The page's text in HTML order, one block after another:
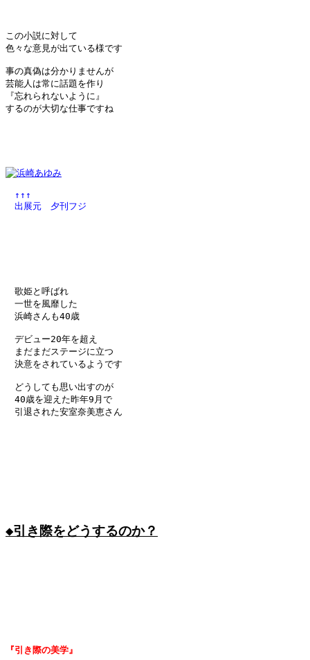
この小説に対して
色々な意見が出ている様です
事の真偽は分かりませんが
芸能人は常に話題を作り
『忘れられないように』
するのが大切な仕事ですね
↑↑↑
出展元　夕刊フジ
歌姫と呼ばれ
一世を風靡した
浜崎さんも40歳
デビュー20年を超え
まだまだステージに立つ
決意をされているようです
どうしても思い出すのが
40歳を迎えた昨年9月で
引退された安室奈美恵さん
◆引き際をどうするのか？
『引き際の美学』